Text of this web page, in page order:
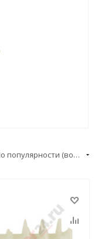
По популярности (возрастание)